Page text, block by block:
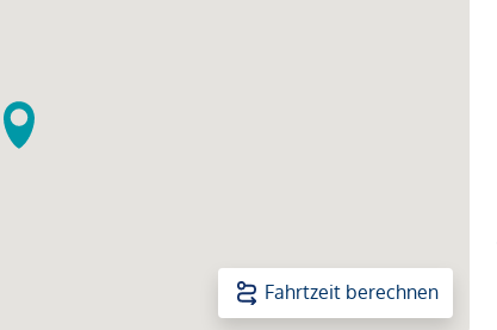
Fahrtzeit berechnen